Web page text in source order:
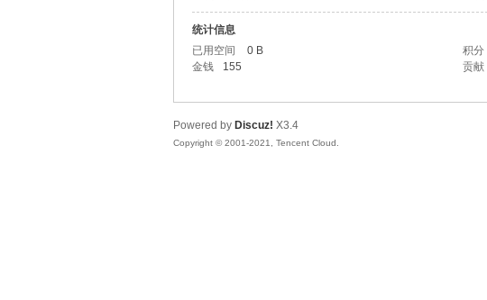
统计信息
已用空间
0 B 积分
金钱
155 贡献
Powered by Discuz! X3.4
Copyright © 2001-2021, Tencent Cloud.